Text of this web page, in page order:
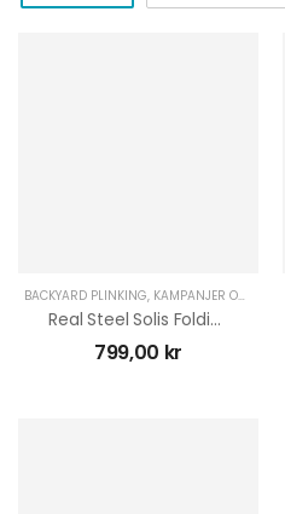
BACKYARD PLINKING, KAMPANJER OCH DEALS
Real Steel Solis Folding
799,00 kr